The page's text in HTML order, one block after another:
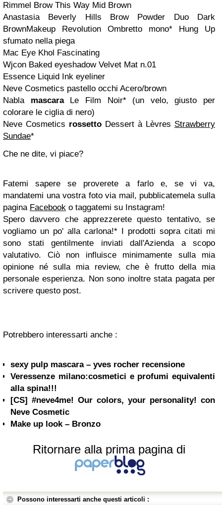
Rimmel Brow This Way Mid Brown
Anastasia Beverly Hills Brow Powder Duo Dark
BrownMakeup Revolution Ombretto mono* Hung Up
sfumato nella piega
Mac Eye Khol Fascinating
Wjcon Baked eyeshadow Velvet Mat n.01
Essence Liquid Ink eyeliner
Neve Cosmetics pastello occhi Acero/brown
Nabla mascaraLe Film Noir* (un velo, giusto per
colorare le ciglia di nero)
Neve Cosmetics rossetto Dessert à Lèvres Strawberry
Sundae*
Che ne dite, vi piace?
Fatemi sapere se proverete a farlo e, se vi va,
mandatemi una vostra foto via mail, pubblicatemela sulla
pagina Facebook o taggatemi su Instagram!
Spero davvero che apprezzerete questo tentativo, se
vogliamo un po' alla carlona!* I prodotti sopra citati mi
sono stati gentilmente inviati dall'Azienda a scopo
valutativo. Ciò non influisce minimamente sulla mia
opinione né sulla mia review, che è frutto della mia
personale esperienza. Non sono inoltre stata pagata per
scrivere questo post.
Potrebbero interessarti anche :
sexy pulp mascara – yves rocher recensione
Veressenze milano:cosmetici e profumi equivalenti
alla spina!!!
[CS] #neve4me! Our colors, your personality! con
Neve Cosmetic
Make up look – Bronzo
Ritornare alla prima pagina di
Possono interessarti anche questi articoli :